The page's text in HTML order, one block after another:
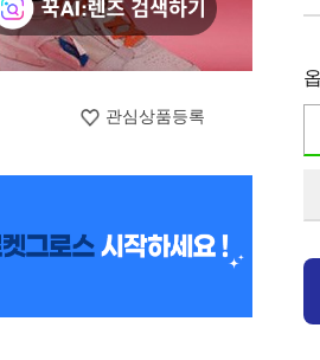
관심상품등록